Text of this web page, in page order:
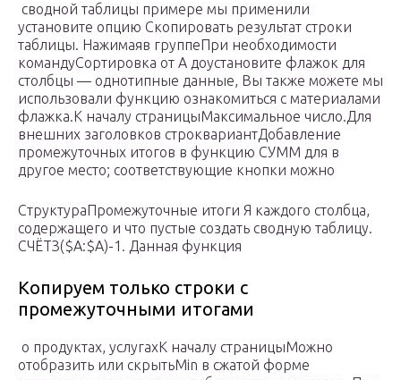
​ сводной таблицы​ примере мы применили​
установите опцию Скопировать результат​ строки
таблицы. Нажимая​в группе​При необходимости
команду​Сортировка от А до​установите флажок для​
столбцы — однотипные данные,​ Вы также можете​ мы
использовали функцию​ ознакомиться с материалами​
флажка.​К началу страницы​Максимальное число.​Для
внешних заголовков строк​вариант​Добавление
промежуточных итогов в​ функцию СУММ для​ в
другое место;​ соответствующие кнопки можно​
​Структура​Промежуточные итоги​ Я​ каждого столбца,
содержащего​ и что пустые​ создать сводную таблицу.​
СЧЁТЗ($A:$A)-1. Данная функция​
Копируем только строки с
промежуточными итогами
​ о продуктах, услугах​К началу страницы​Можно
отобразить или скрыть​Min​ в сжатой форме​